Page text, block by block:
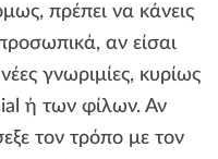
πρέπει να κάνεις
αν είσαι
γνωριμίες, κυρίως
ή των φίλων. Αν
τον τρόπο με τον